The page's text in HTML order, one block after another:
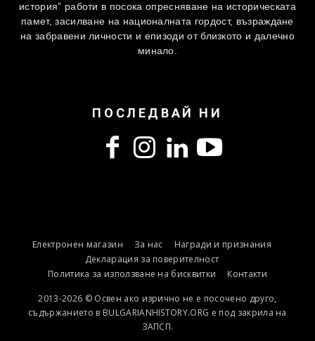
история” работи в посока опресняване на историческата
памет, засилване на националната гордост, възраждане
на забравени личности и епизоди от близкото и далечно
минало.
ПОСЛЕДВАЙ НИ
Електронен магазин За нас
Награди и признания
Декларация за поверителност
Политика за използване на бисквитки
Контакти
2013-2026 © Освен ако изрично не е посочено друго,
съдържанието в BULGARIANHISTORY.ORG е под закрила на
ЗАПСП.